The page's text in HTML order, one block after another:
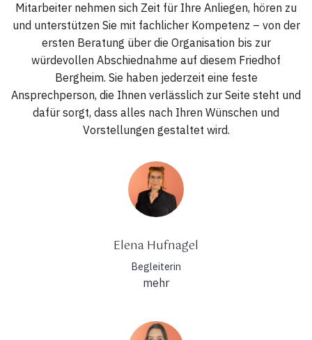
Mitarbeiter nehmen sich Zeit für Ihre Anliegen, hören zu
und unterstützen Sie mit fachlicher Kompetenz – von der
ersten Beratung über die Organisation bis zur
würdevollen Abschiednahme auf diesem Friedhof
Bergheim. Sie haben jederzeit eine feste
Ansprechperson, die Ihnen verlässlich zur Seite steht und
dafür sorgt, dass alles nach Ihren Wünschen und
Vorstellungen gestaltet wird.
Elena Hufnagel
Begleiterin
mehr